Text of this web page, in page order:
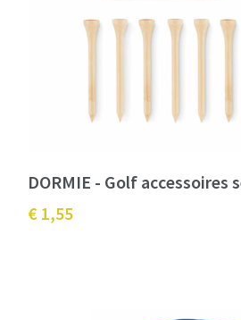
DORMIE - Golf accessoires
€ 1,55